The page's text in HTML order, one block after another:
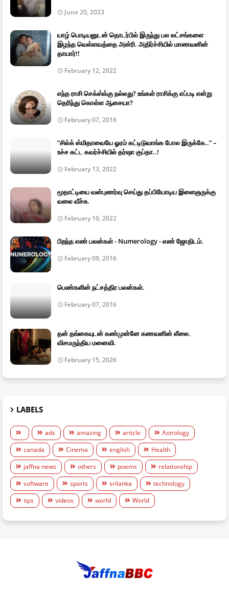
June 20, 2023
யாழ் பொடியனுடன் தொடர்பில் இருந்து பல லட்சங்களை
இழந்த வெள்ளவத்தை அன்ரி. அதிர்ச்சியில் மாணவனின்
தாயார்!!
February 12, 2022
எந்த ராசி செக்ஸ்க்கு நல்லது? உங்கள் ராசிக்கு எப்படி என்று
தெரிந்து கொள்ள ஆசையா?
February 07, 2016
“சில்க் ஸ்மிதாவையே ஓரம் கட்டிடுவாங்க போல இருக்கே..” –
உச்ச கட்ட கவர்ச்சியில் தர்ஷா குப்தா..!
February 13, 2022
மூதாட்டியை வன்புணர்வு செய்து தப்பியோடிய இளைஞருக்கு
வலை வீச்சு.
February 10, 2022
பிறந்த எண் பலன்கள் - Numerology - எண் ஜோதிடம்.
February 09, 2016
பெண்களின் நட்சத்திர பலன்கள்.
February 07, 2016
தன் தங்கையுடன் கண்முன்னே கணவனின் லீலை.
விசமருந்திய மனைவி.
February 15, 2026
LABELS
ads amazing article
Astrology
canada
Cinema english
Health
jaffna news
others poems
relationship
software
sports srilanka
technology
tips
videos world World